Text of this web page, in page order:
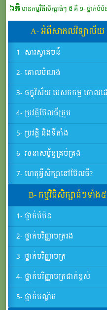
ម្មវិធីសិក្សាធំៗ ៥ គឺ១- ថ្នាក់បំប៉នអង់គ្លេស និង
A- អំពីសាកលវិទ្យាល័យ
1- សារស្វាគមន៍
2- គោលបំណង
3- ចក្ខុវិស័យ បេសកកម្ម គោល
4- ប្រវត្តិប៊ែលធីគ្រុប
5- ប្រវត្តិ និងទីតាំង
6- រចនាសម្ព័ន្ធគ្រប់គ្រង
7- ហេតុអ្វីសិក្សានៅប៊ែលធី?
B- កម្មវិធីសិក្សាធំៗទាំង៥
1- ថ្នាក់បំប៉ន
2- ថ្នាក់បរិញ្ញាបត្ររង
3- ថ្នាក់បរិញ្ញាបត្រ
4- ថ្នាក់បរិញ្ញាបត្រជាក់ខ្ពស់
5- ថ្នាក់បណ្ឌិត